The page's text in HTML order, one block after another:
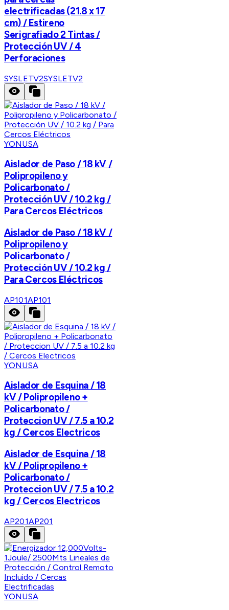
electrificadas (21.8 x 17
cm) / Estireno
Serigrafiado 2 Tintas /
Protección UV / 4
Perforaciones
SYSLETV2SYSLETV2
YONUSA
Aislador de Paso / 18 kV /
Polipropileno y
Policarbonato /
Protección UV / 10.2 kg /
Para Cercos Eléctricos
Aislador de Paso / 18 kV /
Polipropileno y
Policarbonato /
Protección UV / 10.2 kg /
Para Cercos Eléctricos
AP101AP101
YONUSA
Aislador de Esquina / 18
kV / Polipropileno +
Policarbonato /
Proteccion UV / 7.5 a 10.2
kg / Cercos Electricos
Aislador de Esquina / 18
kV / Polipropileno +
Policarbonato /
Proteccion UV / 7.5 a 10.2
kg / Cercos Electricos
AP201AP201
YONUSA